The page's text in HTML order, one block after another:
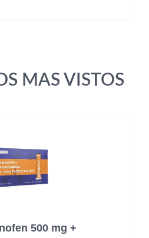
MAS VISTOS
500 mg +